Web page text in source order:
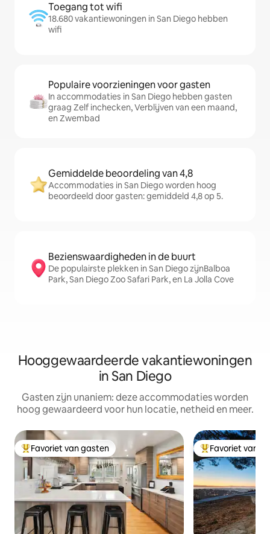
Toegang tot wifi
18.680 vakantiewoningen in San Diego hebben
wifi
Populaire voorzieningen voor gasten
In accommodaties in San Diego hebben gasten
graag Zelf inchecken, Verblijven van een maand,
en Zwembad
Gemiddelde beoordeling van 4,8
Accommodaties in San Diego worden hoog
beoordeeld door gasten: gemiddeld 4,8 op 5.
Bezienswaardigheden in de buurt
De populairste plekken in San Diego zijnBalboa
Park, San Diego Zoo Safari Park, en La Jolla Cove
Hooggewaardeerde vakantiewoningen
in San Diego
Gasten zijn unaniem: deze accommodaties worden
hoog gewaardeerd voor hun locatie, netheid en meer.
Topfavoriet van gasten
Favoriet van gasten Topfavoriet van
Favoriet van